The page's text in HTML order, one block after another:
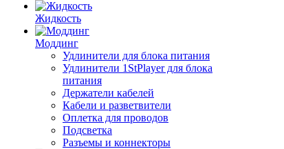
Жидкость
Моддинг
Удлинители для блока питания
Удлинители 1StPlayer для блока
питания
Держатели кабелей
Кабели и разветвители
Оплетка для проводов
Подсветка
Разъемы и коннекторы